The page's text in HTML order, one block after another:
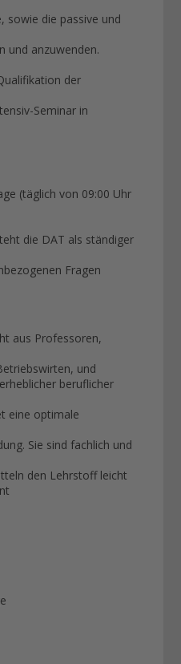
sowie die passive und
und anzuwenden.
der
Seminar in
(täglich von 09:00 Uhr
die DAT als ständiger
Fragen
aus Professoren,
und
beruflicher
eine optimale
Sie sind fachlich und
den Lehrstoff leicht